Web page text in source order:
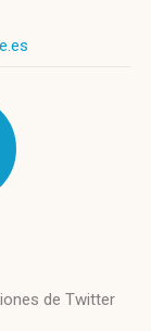
de Twitter